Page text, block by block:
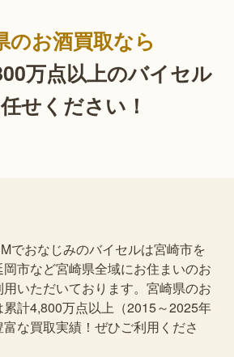
のお酒買取なら
万点以上のバイセル
せください！
でおなじみのバイセルは宮崎市を
市など宮崎県全域にお住まいのお
いただいております。宮崎県のお
計4,800万点以上（2015～2025年
な買取実績！ぜひご利用くださ